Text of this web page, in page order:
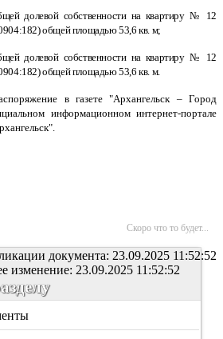
долевой собственности на квартиру № 12
общей площадью 53,6 кв. м;
долевой собственности на квартиру № 12
общей площадью 53,6 кв. м.
в газете "Архангельск – Город
информационном интернет-портале
Скоро что то будет...
документа: 23.09.2025 11:52:52
изменение: 23.09.2025 11:52:52